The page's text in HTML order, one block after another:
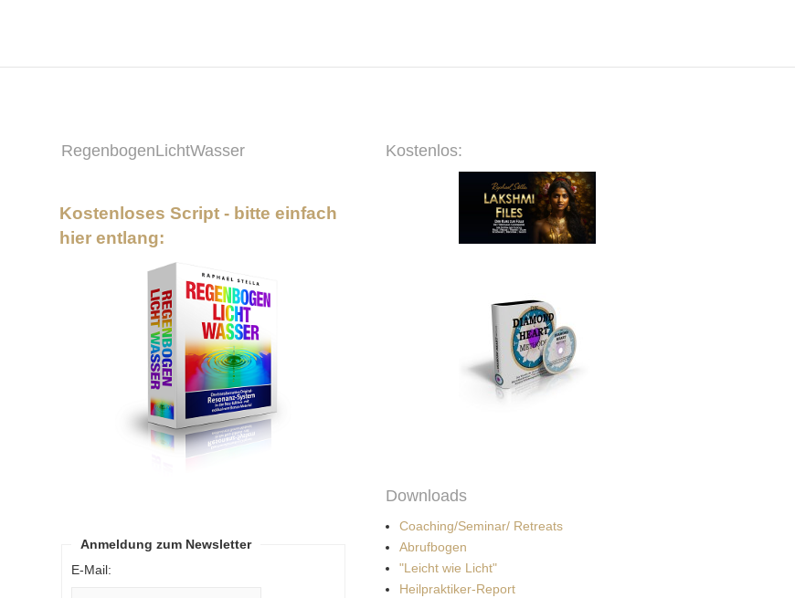
RegenbogenLichtWasser
Kostenloses Script - bitte einfach
hier entlang:
Anmeldung zum Newsletter
E-Mail:
Kostenlos:
Downloads
Coaching/Seminar/ Retreats
Abrufbogen
"Leicht wie Licht"
Heilpraktiker-Report